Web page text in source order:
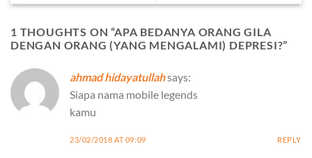
1 THOUGHTS ON “APA BEDANYA ORANG GILA
DENGAN ORANG (YANG MENGALAMI) DEPRESI?”
ahmad hidayatullahsays:
Siapa nama mobile legends
kamu
23/02/2018 AT 09:09 REPLY